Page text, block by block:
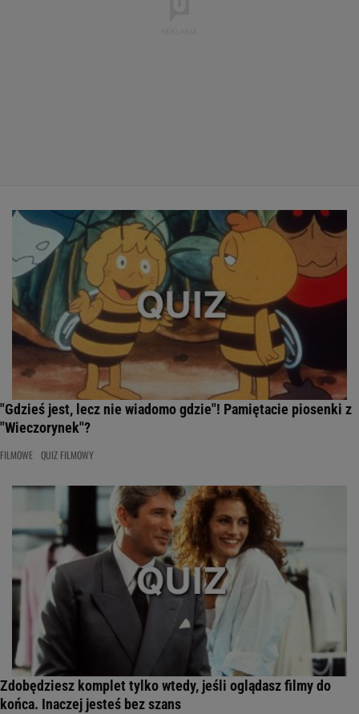
"Gdzieś jest, lecz nie wiadomo gdzie"! Pamiętacie piosenki z
"Wieczorynek"?
FILMOWE QUIZ FILMOWY
Zdobędziesz komplet tylko wtedy, jeśli oglądasz filmy do
końca. Inaczej jesteś bez szans